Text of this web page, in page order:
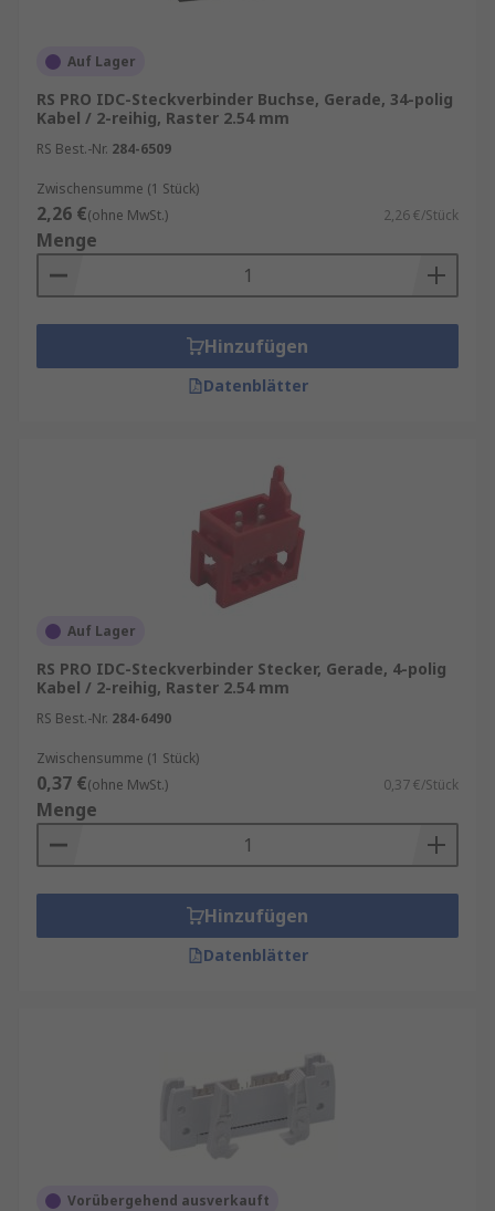
Auf Lager
RS PRO IDC-Steckverbinder Buchse, Gerade, 34-polig
Kabel / 2-reihig, Raster 2.54 mm
RS Best.-Nr. 284-6509
Zwischensumme (1 Stück)
2,26 €(ohne MwSt.) 2,26 €/Stück
Menge
Hinzufügen
Datenblätter
Auf Lager
RS PRO IDC-Steckverbinder Stecker, Gerade, 4-polig
Kabel / 2-reihig, Raster 2.54 mm
RS Best.-Nr. 284-6490
Zwischensumme (1 Stück)
0,37 €(ohne MwSt.) 0,37 €/Stück
Menge
Hinzufügen
Datenblätter
Vorübergehend ausverkauft